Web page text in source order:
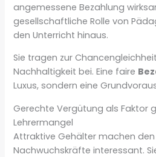
angemessene Bezahlung
gesellschaftliche Rolle von
den Unterricht hinaus.
Sie tragen zur
Nachhaltigkeit bei. Eine faire
Luxus, sondern eine
Gerechte Vergütung als Faktor
Lehrermangel
Attraktive Gehälter machen
Nachwuchskräfte interessant.